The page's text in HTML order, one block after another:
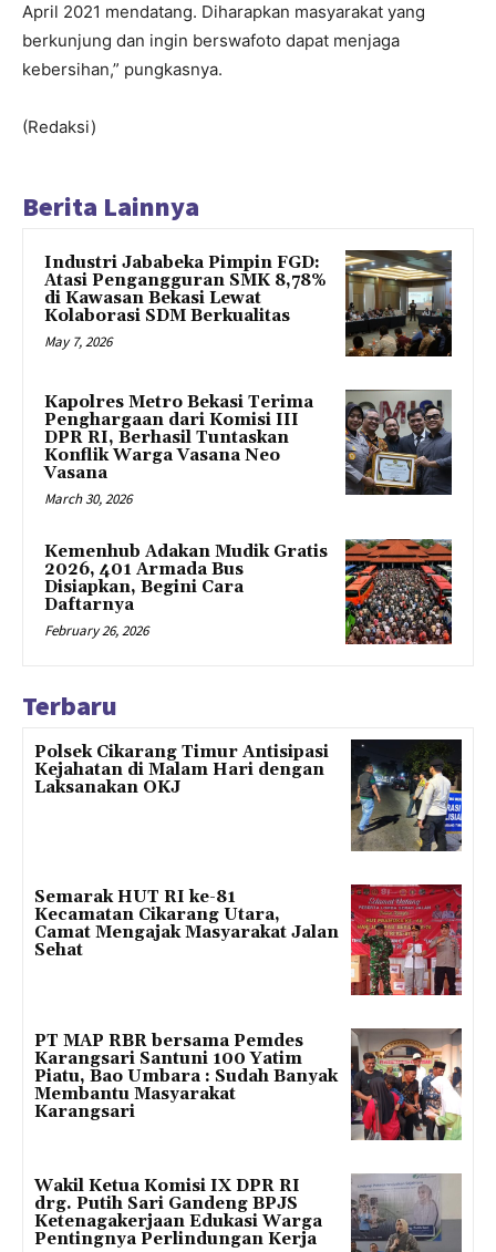
April 2021 mendatang. Diharapkan masyarakat yang
berkunjung dan ingin berswafoto dapat menjaga
kebersihan,” pungkasnya.
(Redaksi)
Berita Lainnya
Industri Jababeka Pimpin FGD:
Atasi Pengangguran SMK 8,78%
di Kawasan Bekasi Lewat
Kolaborasi SDM Berkualitas
May 7, 2026
Kapolres Metro Bekasi Terima
Penghargaan dari Komisi III
DPR RI, Berhasil Tuntaskan
Konflik Warga Vasana Neo
Vasana
March 30, 2026
Kemenhub Adakan Mudik Gratis
2026, 401 Armada Bus
Disiapkan, Begini Cara
Daftarnya
February 26, 2026
Terbaru
Polsek Cikarang Timur Antisipasi
Kejahatan di Malam Hari dengan
Laksanakan OKJ
Semarak HUT RI ke-81
Kecamatan Cikarang Utara,
Camat Mengajak Masyarakat Jalan
Sehat
PT MAP RBR bersama Pemdes
Karangsari Santuni 100 Yatim
Piatu, Bao Umbara : Sudah Banyak
Membantu Masyarakat
Karangsari
Wakil Ketua Komisi IX DPR RI
drg. Putih Sari Gandeng BPJS
Ketenagakerjaan Edukasi Warga
Pentingnya Perlindungan Kerja